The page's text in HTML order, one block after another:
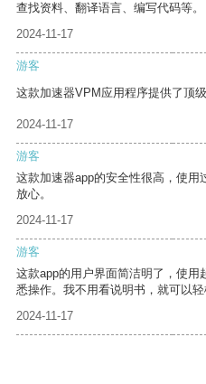
查找资料、翻译语言、编写代码等。
2024-11-17
游客
这款加速器VPM应用程序提供了顶
2024-11-17
游客
这款加速器app的安全性很高，使用
放心。
2024-11-17
游客
这款app的用户界面简洁明了，使
悉操作。我不用看说明书，就可以轻
2024-11-17